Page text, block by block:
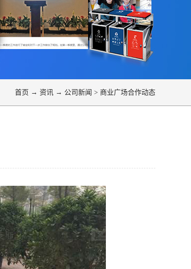
首页 → 资讯 → 公司新闻 > 商业广场合作动态